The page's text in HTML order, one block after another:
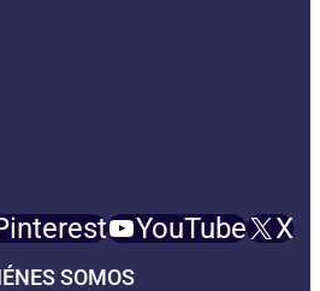
YouTube X
SOMOS